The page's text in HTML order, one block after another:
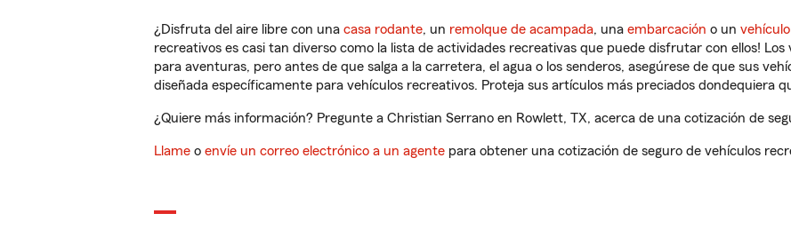
¿Disfruta del aire libre con una casa rodante, un remolque de acampada, una embarcación o un
recreativos es casi tan diverso como la lista de actividades recreativas que puede disfrutar con ellos!
para aventuras, pero antes de que salga a la carretera, el agua o los senderos, asegúrese de que sus
diseñada específicamente para vehículos recreativos. Proteja sus artículos más preciados dondequiera
¿Quiere más información? Pregunte a Christian Serrano en Rowlett, TX, acerca de una cotización de
Llame o envíe un correo electrónico a un agente para obtener una cotización de seguro de vehículos